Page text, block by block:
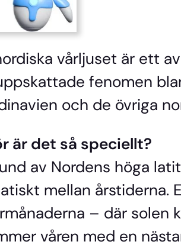
vårljuset är ett
fenomen
och de övriga
är det så speciellt?
av Nordens höga
mellan årstiderna.
– där solen
våren med en